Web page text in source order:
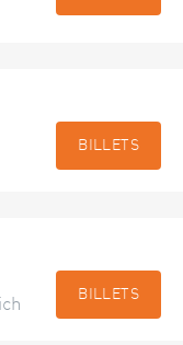
BILLETS
BILLETS